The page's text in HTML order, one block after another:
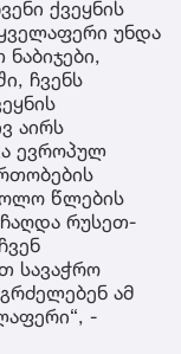
ქვეყნის
უნდა
ჩვენს
აირს
ევროპულ
წლების
რუსეთ-
სავაჭრო
ამ
-